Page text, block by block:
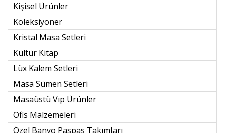
Kişisel Ürünler
Koleksiyoner
Kristal Masa Setleri
Kültür Kitap
Lüx Kalem Setleri
Masa Sümen Setleri
Masaüstü Vıp Ürünler
Ofis Malzemeleri
Özel Banyo Paspas Takımları